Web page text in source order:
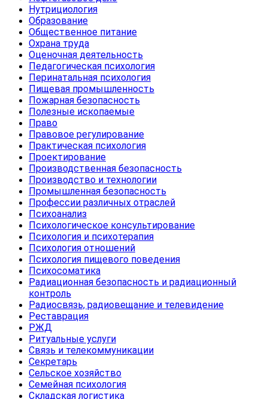
Нутрициология
Образование
Общественное питание
Охрана труда
Оценочная деятельность
Педагогическая психология
Перинатальная психология
Пищевая промышленность
Пожарная безопасность
Полезные ископаемые
Право
Правовое регулирование
Практическая психология
Проектирование
Производственная безопасность
Производство и технологии
Промышленная безопасность
Профессии различных отраслей
Психоанализ
Психологическое консультирование
Психология и психотерапия
Психология отношений
Психология пищевого поведения
Психосоматика
Радиационная безопасность и радиационный
контроль
Радиосвязь, радиовещание и телевидение
Реставрация
РЖД
Ритуальные услуги
Связь и телекоммуникации
Секретарь
Сельское хозяйство
Семейная психология
Складская логистика